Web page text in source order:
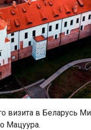
визита в Беларусь
Мацуура.